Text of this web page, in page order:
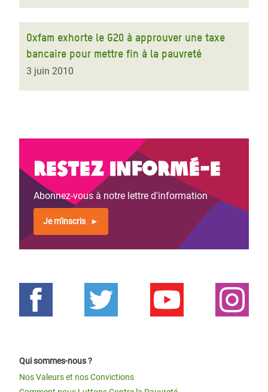
Oxfam exhorte le G20 à approuver une taxe
bancaire pour mettre fin à la pauvreté
3 juin 2010
Restez informé-e
Abonnez-vous à notre lettre d'information
Je m'inscris
Qui sommes-nous ?
Nos Valeurs et nos Convictions